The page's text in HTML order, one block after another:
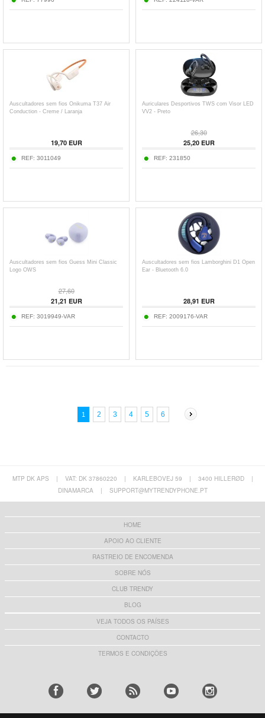
Auscultadores sem fios Onikuma T37 Air
Conduction - Creme / Laranja
19,70EUR
REF: 3011049
Auriculares Desportivos TWS com Visor LED
VV2 - Preto
26,30
25,20EUR
REF: 231850
Auscultadores sem fios Guess Mini Classic
Logo OWS
27,60
21,21 EUR
REF: 3019949-VAR
Auscultadores sem fios Lamborghini D1 Open
Ear - Bluetooth 6.0
28,91 EUR
REF: 2009176-VAR
1 2 3 4 5 6
MTP DK APS | VAT: DK 37860220 | KARLEBOVEJ 59 | 3400 HILLERØD
|
DINAMARCA
| SUPPORT@MYTRENDYPHONE.PT
HOME
APOIO AO CLIENTE
RASTREIO DE ENCOMENDA
SOBRE NÓS
CLUB TRENDY
BLOG
VEJA TODOS OS PAÍSES
CONTACTO
TERMOS E CONDIÇÕES